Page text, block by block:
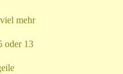
mehr
oder 13